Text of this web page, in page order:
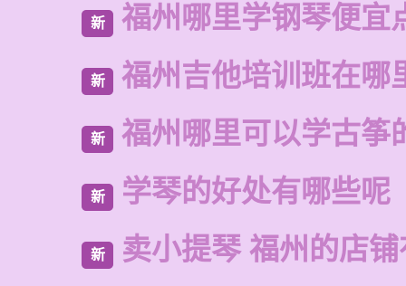
新 福州哪里学钢琴便宜
新 福州吉他培训班在哪
新 福州哪里可以学古筝
新 学琴的好处有哪些呢
新 卖小提琴 福州的店